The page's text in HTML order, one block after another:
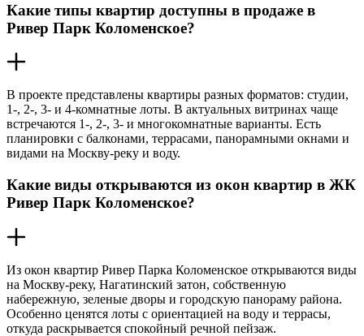
Какие типы квартир доступны в продаже в
Ривер Парк Коломенское?
В проекте представлены квартиры разных форматов: студии,
1-, 2-, 3- и 4-комнатные лоты. В актуальных витринах чаще
встречаются 1-, 2-, 3- и многокомнатные варианты. Есть
планировки с балконами, террасами, панорамными окнами и
видами на Москву-реку и воду.
Какие виды открываются из окон квартир в ЖК
Ривер Парк Коломенское?
Из окон квартир Ривер Парка Коломенское открываются виды
на Москву-реку, Нагатинский затон, собственную
набережную, зеленые дворы и городскую панораму района.
Особенно ценятся лоты с ориентацией на воду и террасы,
откуда раскрывается спокойный речной пейзаж.